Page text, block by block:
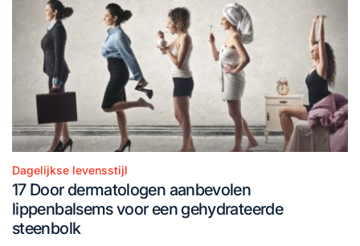
Posted
in
Dagelijkse levensstijl
17 Door dermatologen aanbevolen
lippenbalsems voor een gehydrateerde
steenbolk